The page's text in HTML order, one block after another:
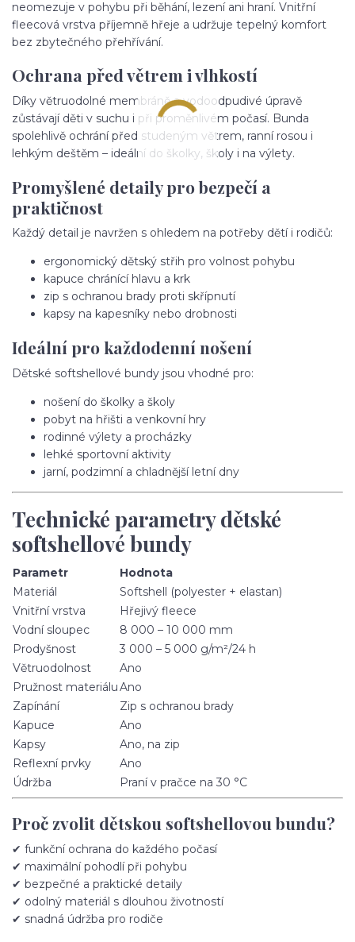
neomezuje v pohybu při běhání, lezení ani hraní. Vnitřní
fleecová vrstva příjemně hřeje a udržuje tepelný komfort
bez zbytečného přehřívání.
Ochrana před větrem i vlhkostí
Díky větruodolné membráně a vodoodpudivé úpravě
zůstávají děti v suchu i při proměnlivém počasí. Bunda
spolehlivě ochrání před studeným větrem, ranní rosou i
lehkým deštěm – ideální do školky, školy i na výlety.
Promyšlené detaily pro bezpečí a
praktičnost
Každý detail je navržen s ohledem na potřeby dětí i rodičů:
ergonomický dětský střih pro volnost pohybu
kapuce chránící hlavu a krk
zip s ochranou brady proti skřípnutí
kapsy na kapesníky nebo drobnosti
Ideální pro každodenní nošení
Dětské softshellové bundy jsou vhodné pro:
nošení do školky a školy
pobyt na hřišti a venkovní hry
rodinné výlety a procházky
lehké sportovní aktivity
jarní, podzimní a chladnější letní dny
Technické parametry dětské
softshellové bundy
Parametr
Hodnota
Materiál
Softshell (polyester + elastan)
Vnitřní vrstva
Hřejivý fleece
Vodní sloupec
8 000 – 10 000 mm
Prodyšnost
3 000 – 5 000 g/m²/24 h
Větruodolnost
Ano
Pružnost materiáluAno
Zapínání
Zip s ochranou brady
Kapuce
Ano
Kapsy
Ano, na zip
Reflexní prvky
Ano
Údržba
Praní v pračce na 30 °C
Proč zvolit dětskou softshellovou bundu?
✔ funkční ochrana do každého počasí
✔ maximální pohodlí při pohybu
✔ bezpečné a praktické detaily
✔ odolný materiál s dlouhou životností
✔ snadná údržba pro rodiče